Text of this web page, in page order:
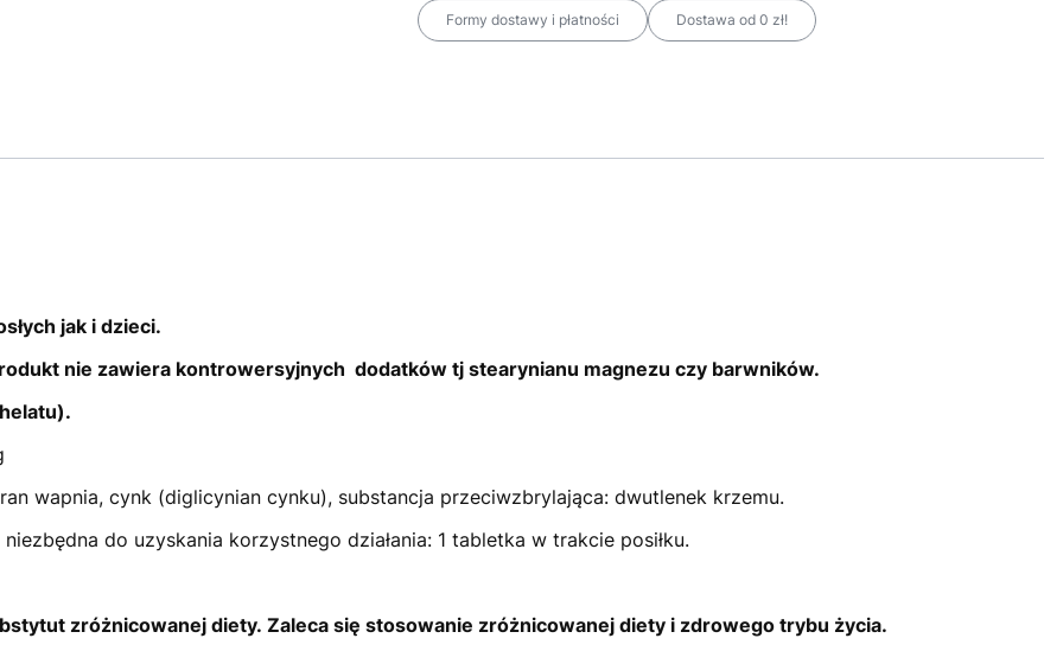
Formy dostawy i płatności Dostawa od 0 zł!
jak i dzieci.
nie zawiera kontrowersyjnych dodatków tj stearynianu magnezu czy barwników.
wapnia, cynk (diglicynian cynku), substancja przeciwzbrylająca: dwutlenek krzemu.
do uzyskania korzystnego działania: 1 tabletka w trakcie posiłku.
zróżnicowanej diety. Zaleca się stosowanie zróżnicowanej diety i zdrowego trybu życia.